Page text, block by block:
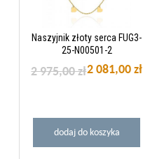
Naszyjnik złoty serca FUG3-
25-N00501-2
2 081,00 zł
2 975,00 zł
dodaj do koszyka